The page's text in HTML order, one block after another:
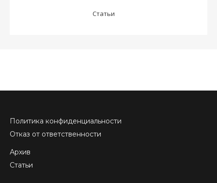
Статьи
Политика конфиденциальности
Отказ от ответственности
Архив
Статьи